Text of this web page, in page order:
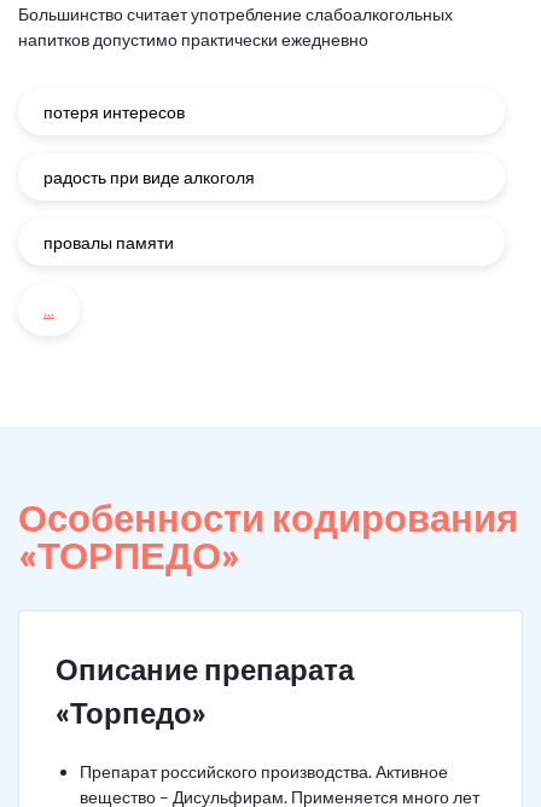
Большинство считает употребление слабоалкогольных
напитков допустимо практически ежедневно
потеря интересов
радость при виде алкоголя
провалы памяти
...
Особенности кодирования
«ТОРПЕДО»
Описание препарата
«Торпедо»
Препарат российского производства. Активное
вещество – Дисульфирам. Применяется много лет